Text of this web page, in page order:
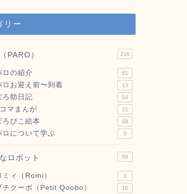
リー
PARO） 216
ロの紹介 51
ロお迎え前〜到着 13
ろ助日記 54
マまんが 21
ろぴこ絵本 68
ロについて学ぶ 9
ロボット 59
ミィ（Romi） 3
チクーボ（Petit Qoobo） 15